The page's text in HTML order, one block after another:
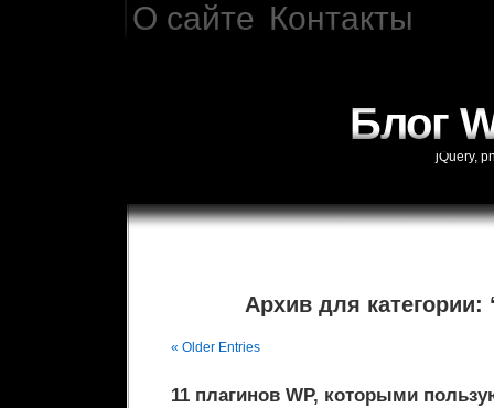
О сайте Контакты
Блог
jQuery,
Архив для категории:
« Older Entries
11 плагинов WP, которыми